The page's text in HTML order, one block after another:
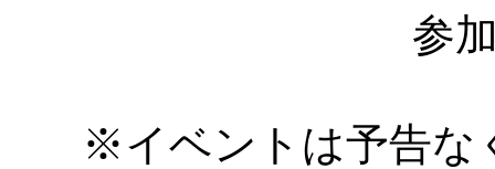
参
※イベントは予告な